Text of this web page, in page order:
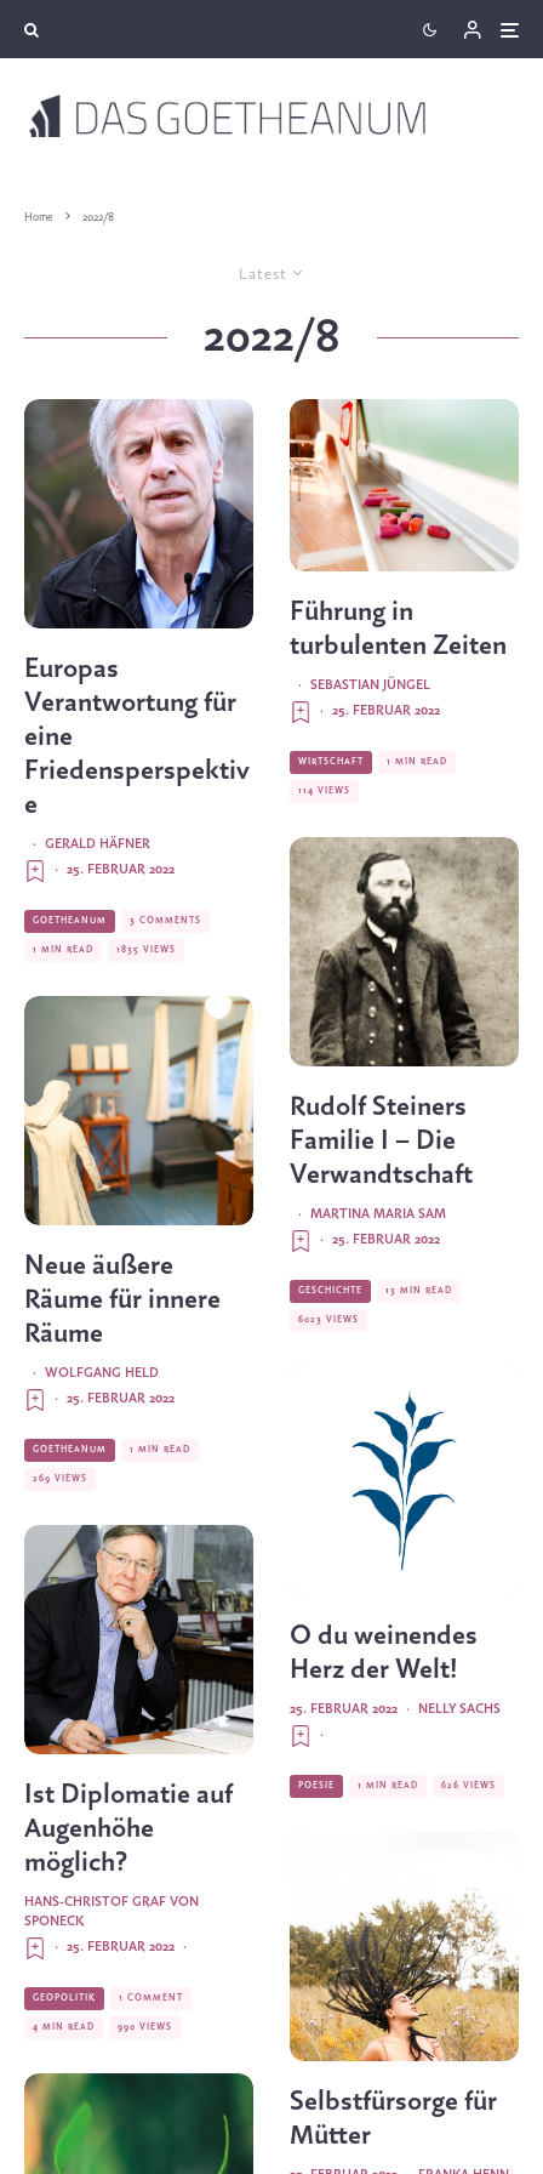
Home 2022/8
Latest
2022/8
Europas
Verantwortung für
eine
Friedensperspektiv
e
GERALD HÄFNER
·
25. FEBRUAR 2022
·
GOETHEANUM 3 COMMENTS
1 MIN READ 1835 VIEWS
Neue äußere
Räume für innere
Räume
WOLFGANG HELD
·
25. FEBRUAR 2022
·
GOETHEANUM 1 MIN READ
269 VIEWS
Ist Diplomatie auf
Augenhöhe
möglich?
HANS-CHRISTOF GRAF VON
SPONECK
·
25. FEBRUAR 2022
·
GEOPOLITIK 1 COMMENT
4 MIN READ 990 VIEWS
Führung in
turbulenten Zeiten
SEBASTIAN JÜNGEL
·
25. FEBRUAR 2022
·
WIRTSCHAFT 1 MIN READ
114 VIEWS
Rudolf Steiners
Familie I – Die
Verwandtschaft
MARTINA MARIA SAM
·
25. FEBRUAR 2022
·
GESCHICHTE 13 MIN READ
6023 VIEWS
O du weinendes
Herz der Welt!
NELLY SACHS
·
25. FEBRUAR 2022
·
POESIE 1 MIN READ 626 VIEWS
Selbst­fürsorge für
Mütter